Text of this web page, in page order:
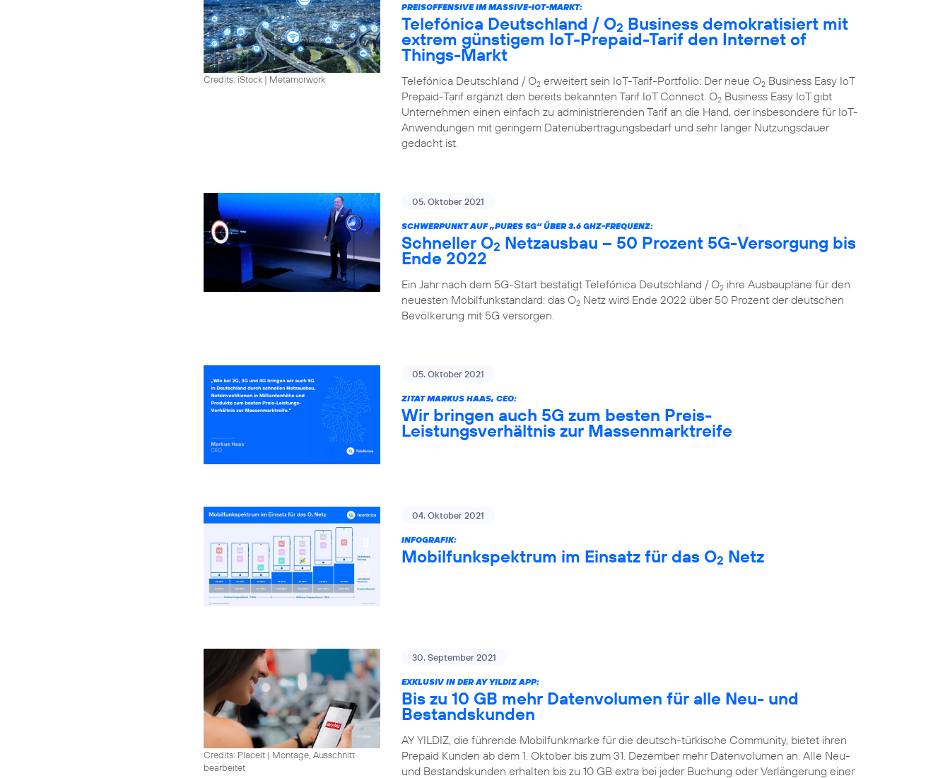
Credits: iStock | Metamorwork
PREISOFFENSIVE IM MASSIVE-IOT-MARKT:
Telefónica Deutschland / O2 Business demokratisiert mit
extrem günstigem IoT-Prepaid-Tarif den Internet of
Things-Markt
Telefónica Deutschland / O2 erweitert sein IoT-Tarif-Portfolio: Der neue O2 Business Easy IoT
Prepaid-Tarif ergänzt den bereits bekannten Tarif IoT Connect. O2 Business Easy IoT gibt
Unternehmen einen einfach zu administrierenden Tarif an die Hand, der insbesondere für IoT-
Anwendungen mit geringem Datenübertragungsbedarf und sehr langer Nutzungsdauer
gedacht ist.
05. Oktober 2021
SCHWERPUNKT AUF „PURES 5G“ ÜBER 3.6 GHZ-FREQUENZ:
Schneller O2 Netzausbau – 50 Prozent 5G-Versorgung bis
Ende 2022
Ein Jahr nach dem 5G-Start bestätigt Telefónica Deutschland / O2 ihre Ausbaupläne für den
neuesten Mobilfunkstandard: das O2 Netz wird Ende 2022 über 50 Prozent der deutschen
Bevölkerung mit 5G versorgen.
05. Oktober 2021
ZITAT MARKUS HAAS, CEO:
Wir bringen auch 5G zum besten Preis-
Leistungsverhältnis zur Massenmarktreife
04. Oktober 2021
INFOGRAFIK:
Mobilfunkspektrum im Einsatz für das O2 Netz
Credits: Placeit | Montage, Ausschnitt
bearbeitet
30. September 2021
EXKLUSIV IN DER AY YILDIZ APP:
Bis zu 10 GB mehr Datenvolumen für alle Neu- und
Bestandskunden
AY YILDIZ, die führende Mobilfunkmarke für die deutsch-türkische Community, bietet ihren
Prepaid Kunden ab dem 1. Oktober bis zum 31. Dezember mehr Datenvolumen an. Alle Neu-
und Bestandskunden erhalten bis zu 10 GB extra bei jeder Buchung oder Verlängerung einer